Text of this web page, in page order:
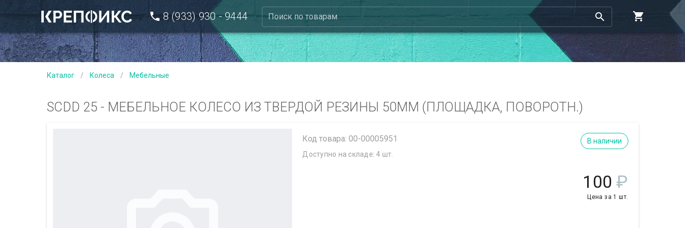
8 (933) 930 - 9444 Поиск по товарам
Каталог / Колеса / Мебельные
SСDD 25 - МЕБЕЛЬНОЕ КОЛЕСО ИЗ ТВЕРДОЙ РЕЗИНЫ 50ММ (ПЛОЩАДКА, ПОВОРОТН.)
Код товара: 00-00005951
Доступно на складе: 4 шт.
В наличии
100 ₽
Цена за 1 шт.